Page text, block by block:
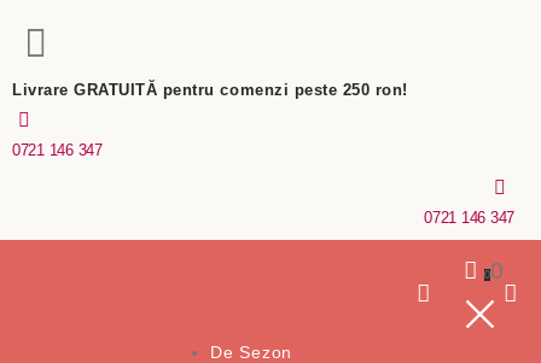
Livrare GRATUITĂ pentru comenzi peste 250 ron!
0721 146 347
0721 146 347
00
De Sezon